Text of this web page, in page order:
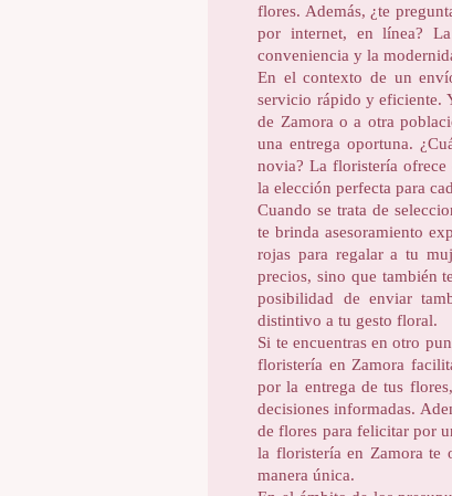
flores. Además, ¿te
por internet, en línea?
conveniencia y la
En el contexto de un
servicio rápido y eficiente.
de Zamora o a otra
una entrega oportuna.
novia? La floristería ofrece
la elección perfecta para
Cuando se trata de
te brinda asesoramiento
rojas para regalar a tu
precios, sino que también
posibilidad de enviar
distintivo a tu gesto floral.
Si te encuentras en otro
floristería en Zamora
por la entrega de tus
decisiones informadas.
de flores para felicitar por
la floristería en Zamora te
manera única.